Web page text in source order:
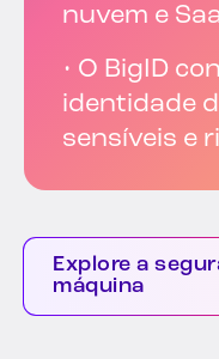
nuvem e
• O BigID
identidade
sensíveis e
Explore a
máquina